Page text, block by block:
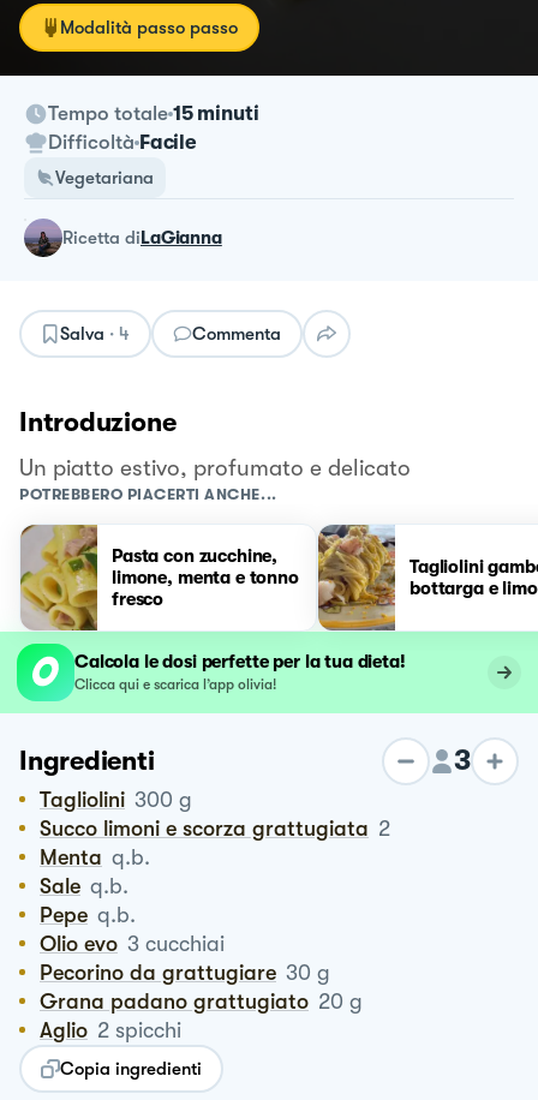
Modalità passo passo
Tempo totale 15 minuti
Difficoltà Facile
Vegetariana
ricetta diLaGianna
Salva · 4 Commenta
Introduzione
Un piatto estivo, profumato e delicato
POTREBBERO PIACERTI ANCHE...
Pasta con zucchine,
limone, menta e tonno
fresco
Tagliolini
bottarga e
Calcola le dosi perfette per la tua dieta!
Clicca qui e scarica l’app olivia!
Ingredienti 3
Tagliolini 300 g
Succo limoni e scorza grattugiata 2
Menta q.b.
Sale q.b.
Pepe q.b.
Olio evo 3 cucchiai
Pecorino da grattugiare 30 g
Grana padano grattugiato 20 g
Aglio 2 spicchi
Copia ingredienti